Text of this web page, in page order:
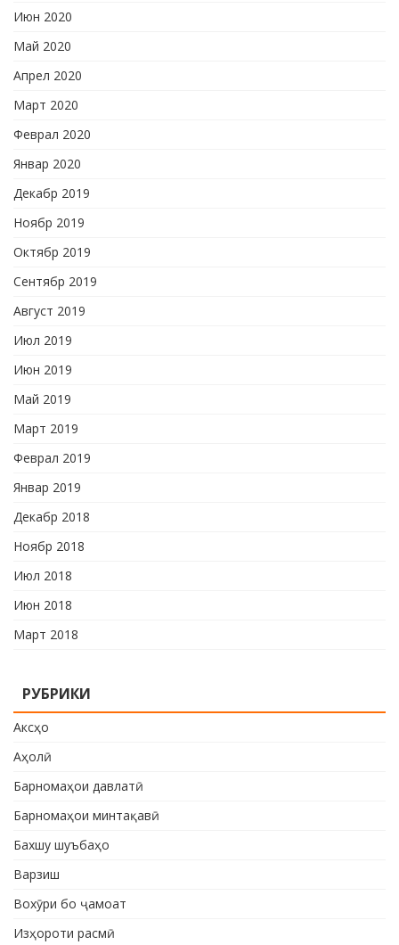
Июн 2020
Май 2020
Апрел 2020
Март 2020
Феврал 2020
Январ 2020
Декабр 2019
Ноябр 2019
Октябр 2019
Сентябр 2019
Август 2019
Июл 2019
Июн 2019
Май 2019
Март 2019
Феврал 2019
Январ 2019
Декабр 2018
Ноябр 2018
Июл 2018
Июн 2018
Март 2018
РУБРИКИ
Аксҳо
Аҳолӣ
Барномаҳои давлатӣ
Барномаҳои минтақавӣ
Бахшу шуъбаҳо
Варзиш
Вохӯри бо ҷамоат
Изҳороти расмӣ